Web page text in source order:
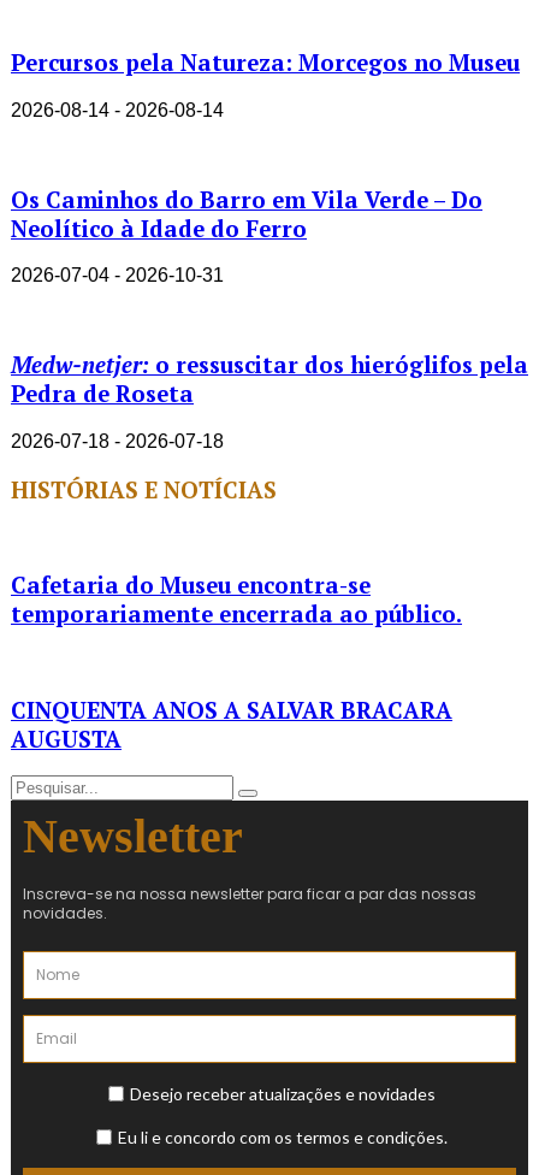
Percursos pela Natureza: Morcegos no Museu
2026-08-14 - 2026-08-14
Os Caminhos do Barro em Vila Verde – Do
Neolítico à Idade do Ferro
2026-07-04 - 2026-10-31
Medw-netjer: o ressuscitar dos hieróglifos pela
Pedra de Roseta
2026-07-18 - 2026-07-18
HISTÓRIAS E NOTÍCIAS
Cafetaria do Museu encontra-se
temporariamente encerrada ao público.
CINQUENTA ANOS A SALVAR BRACARA
AUGUSTA